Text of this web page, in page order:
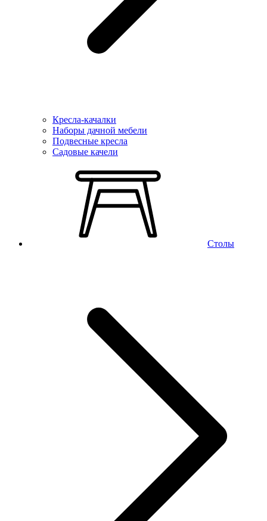
Кресла-качалки
Наборы дачной мебели
Подвесные кресла
Садовые качели
Столы